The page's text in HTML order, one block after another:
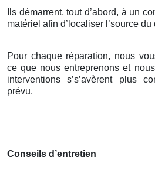
Ils démarrent, tout d’abord, à un
matériel afin d’localiser l’source
Pour chaque réparation, nous
ce que nous entreprenons et
interventions s’s’avèrent plus
prévu.
Conseils d’entretien